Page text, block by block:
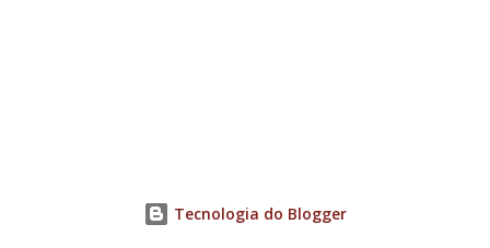
por ser um movimento de resistência, de ocupação das ruas e
Tecnologia do Blogger